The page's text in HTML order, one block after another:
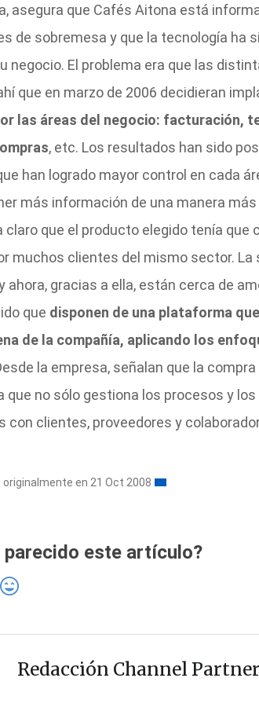
asegura que Cafés Aitona está
de sobremesa y que la tecnología ha
negocio. El problema era que las
que en marzo de 2006 decidieran
las áreas del negocio: facturación,
, etc. Los resultados han sido
han logrado mayor control en cada
más información de una manera
claro que el producto elegido tenía
muchos clientes del mismo sector.
ahora, gracias a ella, están cerca de
que disponen de una plataforma
de la compañía, aplicando los
la empresa, señalan que la
que no sólo gestiona los procesos y
con clientes, proveedores y
en 21 Oct 2008
parecido este artículo?
Redacción Channel Partner